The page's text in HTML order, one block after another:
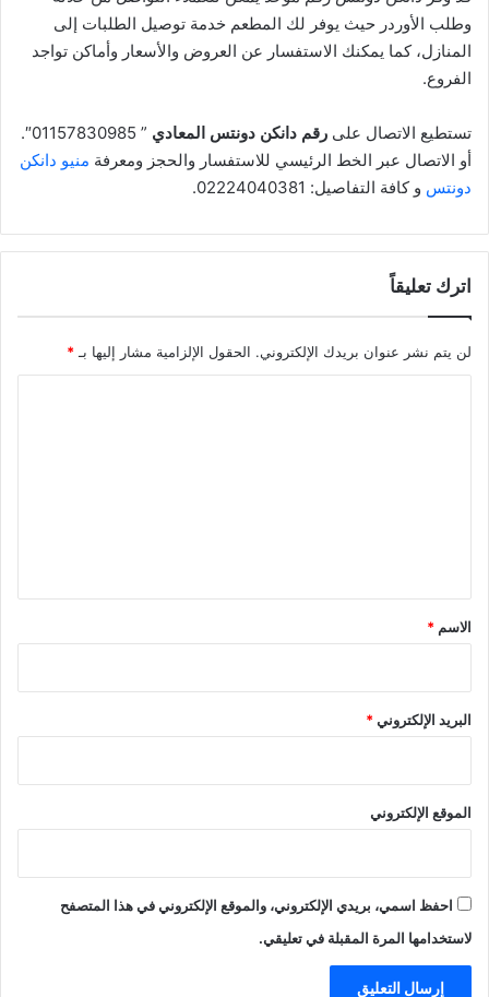
وطلب الأوردر حيث يوفر لك المطعم خدمة توصيل الطلبات إلى
المنازل، كما يمكنك الاستفسار عن العروض والأسعار وأماكن تواجد
الفروع.
تستطيع الاتصال على رقم دانكن دونتس المعادي
” 01157830985″.
أو الاتصال عبر الخط الرئيسي للاستفسار والحجز ومعرفة منيو دانكن
دونتس و كافة التفاصيل: 02224040381.
اترك تعليقاً
لن يتم نشر عنوان بريدك الإلكتروني. الحقول الإلزامية مشار إليها بـ*
*
الاسم *
البريد الإلكتروني*
الموقع الإلكتروني
احفظ اسمي، بريدي الإلكتروني، والموقع الإلكتروني في هذا المتصفح
لاستخدامها المرة المقبلة في تعليقي.